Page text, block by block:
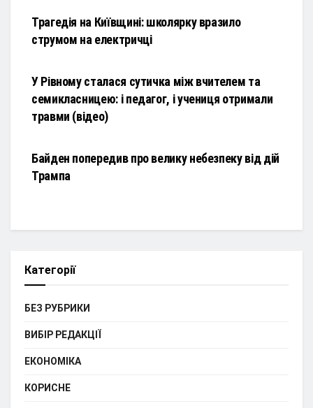
Трагедія на Київщині: школярку вразило
струмом на електричці
У Рівному сталася сутичка між вчителем та
семикласницею: і педагог, і учениця отримали
травми (відео)
Байден попередив про велику небезпеку від дій
Трампа
Категорії
БЕЗ РУБРИКИ
ВИБІР РЕДАКЦІЇ
ЕКОНОМІКА
КОРИСНЕ